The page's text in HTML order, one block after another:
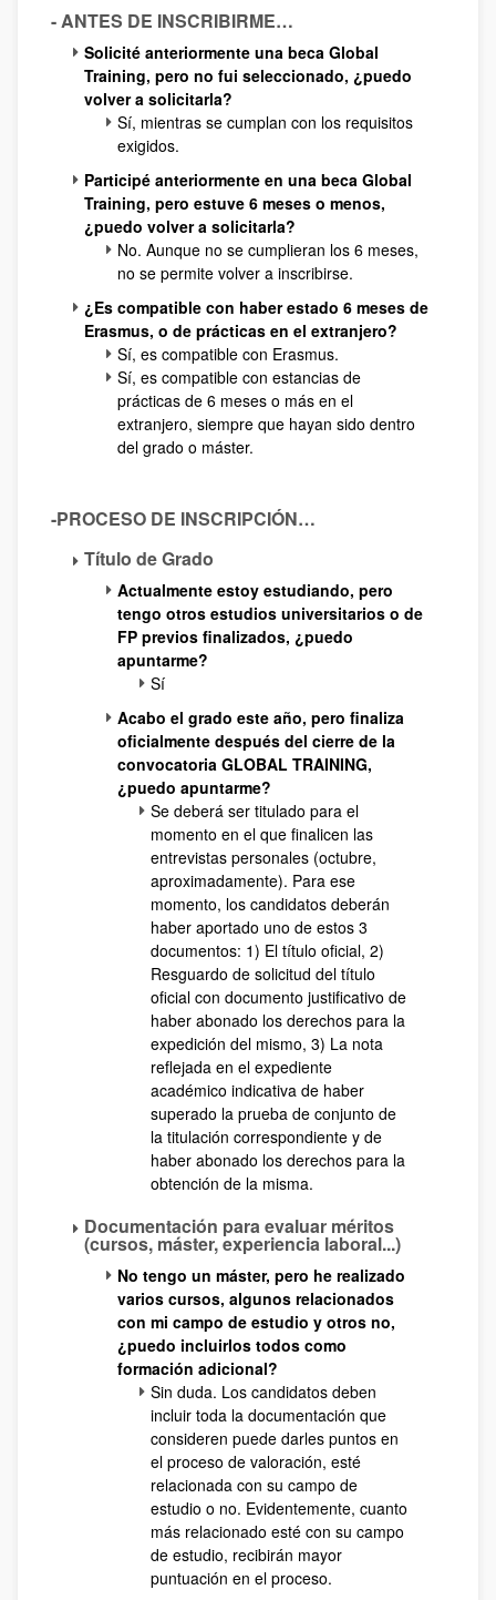
- ANTES DE INSCRIBIRME…
Solicité anteriormente una beca Global
Training, pero no fui seleccionado, ¿puedo
volver a solicitarla?
Sí, mientras se cumplan con los requisitos
exigidos.
Participé anteriormente en una beca Global
Training, pero estuve 6 meses o menos,
¿puedo volver a solicitarla?
No. Aunque no se cumplieran los 6 meses,
no se permite volver a inscribirse.
¿Es compatible con haber estado 6 meses de
Erasmus, o de prácticas en el extranjero?
Sí, es compatible con Erasmus.
Sí, es compatible con estancias de
prácticas de 6 meses o más en el
extranjero, siempre que hayan sido dentro
del grado o máster.
-PROCESO DE INSCRIPCIÓN…
Título de Grado
Actualmente estoy estudiando, pero
tengo otros estudios universitarios o de
FP previos finalizados, ¿puedo
apuntarme?
Sí
Acabo el grado este año, pero finaliza
oficialmente después del cierre de la
convocatoria GLOBAL TRAINING,
¿puedo apuntarme?
Se deberá ser titulado para el
momento en el que finalicen las
entrevistas personales (octubre,
aproximadamente). Para ese
momento, los candidatos deberán
haber aportado uno de estos 3
documentos: 1) El título oficial, 2)
Resguardo de solicitud del título
oficial con documento justificativo de
haber abonado los derechos para la
expedición del mismo, 3) La nota
reflejada en el expediente
académico indicativa de haber
superado la prueba de conjunto de
la titulación correspondiente y de
haber abonado los derechos para la
obtención de la misma.
Documentación para evaluar méritos
(cursos, máster, experiencia laboral...)
No tengo un máster, pero he realizado
varios cursos, algunos relacionados
con mi campo de estudio y otros no,
¿puedo incluirlos todos como
formación adicional?
Sin duda. Los candidatos deben
incluir toda la documentación que
consideren puede darles puntos en
el proceso de valoración, esté
relacionada con su campo de
estudio o no. Evidentemente, cuanto
más relacionado esté con su campo
de estudio, recibirán mayor
puntuación en el proceso.